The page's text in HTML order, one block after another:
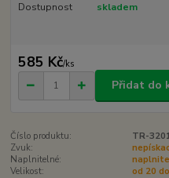
Dostupnost skladem
585 Kč/ks
Přidat do
Číslo produktu:
TR-
Zvuk:
Naplnitelné:
Velikost:
od 20